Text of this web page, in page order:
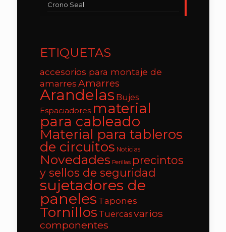
Crono Seal
ETIQUETAS
accesorios para montaje de
amarresAmarres
Arandelas Bujes
Espaciadores material
para cableado
Material para tableros
de circuitos Noticias
Novedades Perillas precintos
y sellos de seguridad
sujetadores de
paneles Tapones
Tornillos Tuercasvarios
componentes